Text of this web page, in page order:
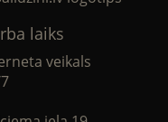
laiks
veikals